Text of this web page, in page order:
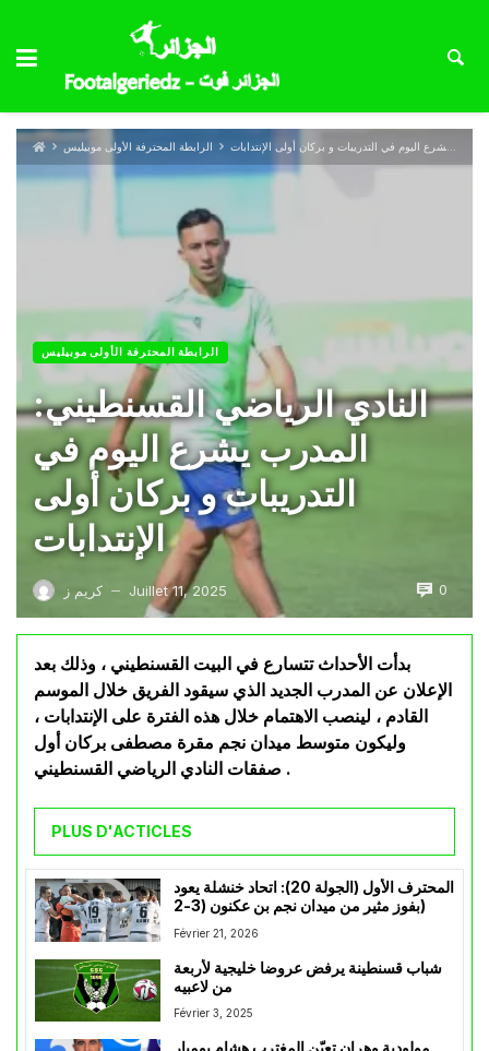
الرابطة المحترفة الأولى موبيليس النادي الرياضي القسنطيني: المدرب يشرع اليوم في التدريبات و بركان أولى الإنتدابات
الرابطة المحترفة الأولى موبيليس
النادي الرياضي القسنطيني:
المدرب يشرع اليوم في
التدريبات و بركان أولى
الإنتدابات
كريم ز — Juillet 11, 2025 0
بدأت الأحداث تتسارع في البيت القسنطيني ، وذلك بعد
الإعلان عن المدرب الجديد الذي سيقود الفريق خلال الموسم
القادم ، لينصب الاهتمام خلال هذه الفترة على الإنتدابات ،
وليكون متوسط ميدان نجم مقرة مصطفى بركان أول
صفقات النادي الرياضي القسنطيني .
PLUS D'ACTICLES
المحترف الأول (الجولة 20): اتحاد خنشلة يعود
بفوز مثير من ميدان نجم بن عكنون (3-2)
Février 21, 2026
شباب قسنطينة يرفض عروضا خليجية لأربعة
من لاعبيه
Février 3, 2025